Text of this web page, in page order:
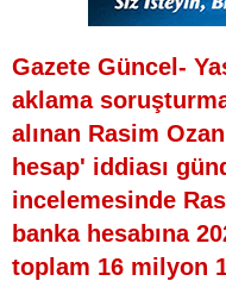
Gazete Güncel-
aklama
alınan Rasim
hesap' iddiası
incelemesinde
banka hesabına
toplam 16 milyon